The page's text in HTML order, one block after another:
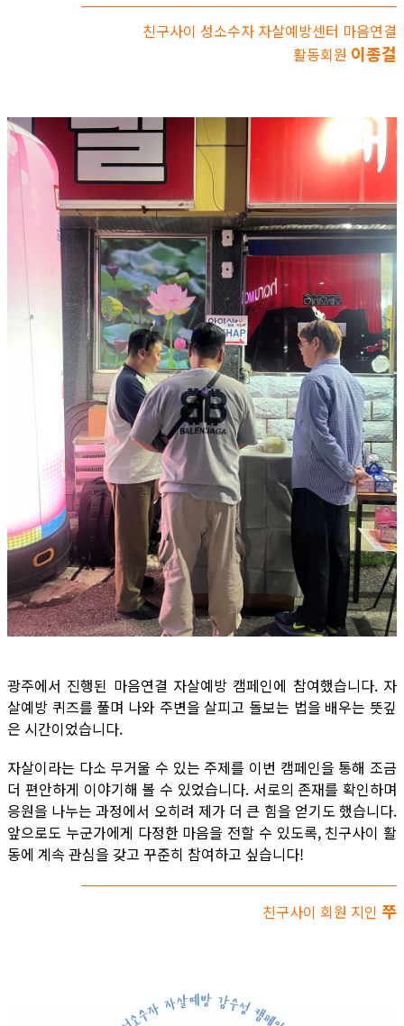
친구사이 성소수자 자살예방센터 마음연결
활동회원 이종걸
광주에서 진행된 마음연결 자살예방 캠페인에 참여했습니다. 자
살예방 퀴즈를 풀며 나와 주변을 살피고 돌보는 법을 배우는 뜻깊
은 시간이었습니다.
자살이라는 다소 무거울 수 있는 주제를 이번 캠페인을 통해 조금
더 편안하게 이야기해 볼 수 있었습니다. 서로의 존재를 확인하며
응원을 나누는 과정에서 오히려 제가 더 큰 힘을 얻기도 했습니다.
앞으로도 누군가에게 다정한 마음을 전할 수 있도록, 친구사이 활
동에 계속 관심을 갖고 꾸준히 참여하고 싶습니다!
친구사이 회원 지인 쭈